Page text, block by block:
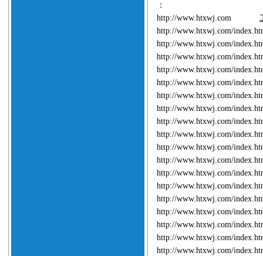
：
http://www.htxwj.com
http://www.htxwj.com/
http://www.htxwj.com/
http://www.htxwj.com/
http://www.htxwj.com/
http://www.htxwj.com/
http://www.htxwj.com/
http://www.htxwj.com/
http://www.htxwj.com/
http://www.htxwj.com/
http://www.htxwj.com/
http://www.htxwj.com/
http://www.htxwj.com/
http://www.htxwj.com/
http://www.htxwj.com/
http://www.htxwj.com/
http://www.htxwj.com/
http://www.htxwj.com/
http://www.htxwj.com/